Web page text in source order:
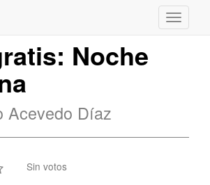
Noche
Acevedo Díaz
Sin votos